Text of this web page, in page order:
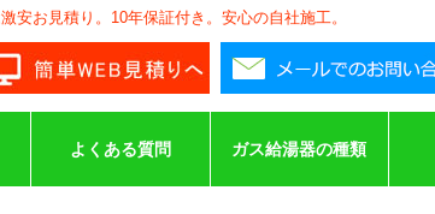
安お見積り。10年保証付き。安心の自社施工。
よくある質問 ガス給湯器の種類